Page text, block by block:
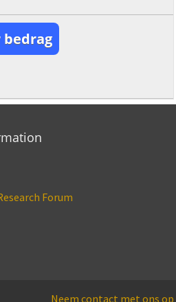
bedrag
Forum
Neem contact met ons op